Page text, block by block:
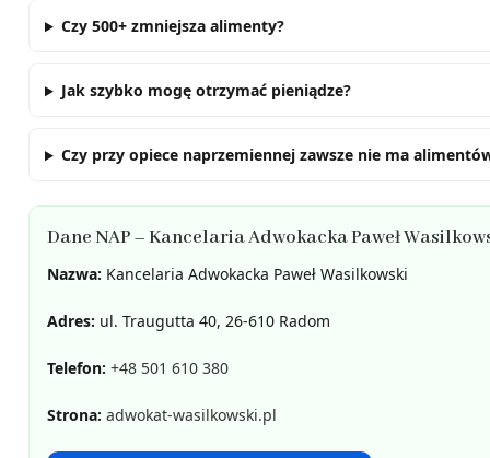
Czy 500+ zmniejsza alimenty?
Jak szybko mogę otrzymać pieniądze?
Czy przy opiece naprzemiennej zawsze nie ma
Dane NAP – Kancelaria Adwokacka Paweł
Nazwa: Kancelaria Adwokacka Paweł Wasilkowski
Adres: ul. Traugutta 40, 26-610 Radom
Telefon: +48 501 610 380
Strona: adwokat-wasilkowski.pl